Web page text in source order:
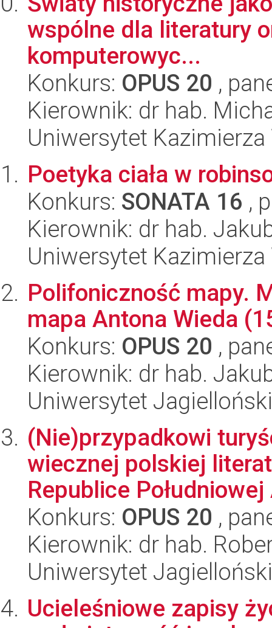
wspólne dla literatury
komputerowyc...
Konkurs: OPUS 20 ,
Kierownik: dr hab.
Uniwersytet
Poetyka ciała w
Konkurs: SONATA 16 ,
Kierownik: dr hab.
Uniwersytet
Polifoniczność mapy.
mapa Antona Wieda
Konkurs: OPUS 20 ,
Kierownik: dr hab.
Uniwersytet
(Nie)przypadkowi
wiecznej polskiej
Republice
Konkurs: OPUS 20 ,
Kierownik: dr hab.
Uniwersytet
Ucieleśniowe zapisy